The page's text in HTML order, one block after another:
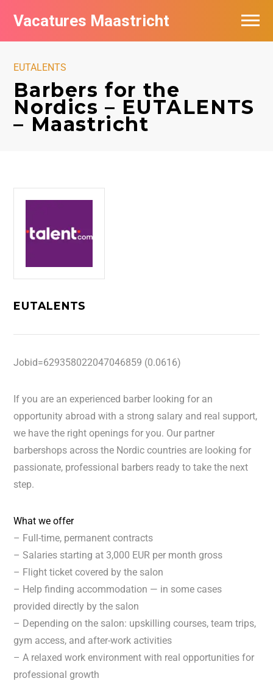
Vacatures Maastricht
EUTALENTS
Barbers for the
Nordics – EUTALENTS
– Maastricht
EUTALENTS
Jobid=629358022047046859 (0.0616)
If you are an experienced barber looking for an
opportunity abroad with a strong salary and real support,
we have the right openings for you. Our partner
barbershops across the Nordic countries are looking for
passionate, professional barbers ready to take the next
step.
What we offer
– Full-time, permanent contracts
– Salaries starting at 3,000 EUR per month gross
– Flight ticket covered by the salon
– Help finding accommodation — in some cases
provided directly by the salon
– Depending on the salon: upskilling courses, team trips,
gym access, and after-work activities
– A relaxed work environment with real opportunities for
professional growth
Vacatures per bedrijf in Maastricht